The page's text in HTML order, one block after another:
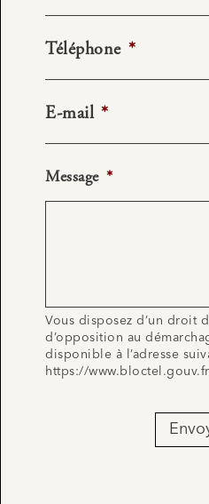
Téléphone *
E-mail *
Message *
Vous disposez d’un droit
d’opposition au
disponible à l’adresse
https://